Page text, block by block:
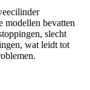
modellen bevatten
slecht
wat leidt tot